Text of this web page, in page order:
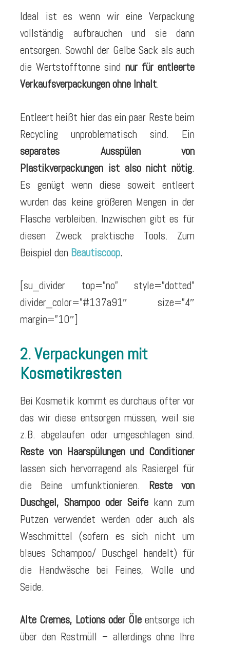
Ideal ist es wenn wir eine Verpackung
vollständig aufbrauchen und sie dann
entsorgen. Sowohl der Gelbe Sack als auch
die Wertstofftonne sind nur für entleerte
Verkaufsverpackungen ohne Inhalt.
Entleert heißt hier das ein paar Reste beim
Recycling unproblematisch sind. Ein
separates Ausspülen von
Plastikverpackungen ist also nicht nötig.
Es genügt wenn diese soweit entleert
wurden das keine größeren Mengen in der
Flasche verbleiben. Inzwischen gibt es für
diesen Zweck praktische Tools. Zum
Beispiel den Beautiscoop.
[su_divider top=”no” style=”dotted”
divider_color=”#137a91″ size=”4″
margin=”10″]
2. Verpackungen mit
Kosmetikresten
Bei Kosmetik kommt es durchaus öfter vor
das wir diese entsorgen müssen, weil sie
z.B. abgelaufen oder umgeschlagen sind.
Reste von Haarspülungen und Conditioner
lassen sich hervorragend als Rasiergel für
die Beine umfunktionieren. Reste von
Duschgel, Shampoo oder Seife kann zum
Putzen verwendet werden oder auch als
Waschmittel (sofern es sich nicht um
blaues Schampoo/ Duschgel handelt) für
die Handwäsche bei Feines, Wolle und
Seide.
Alte Cremes, Lotions oder Öle entsorge ich
über den Restmüll – allerdings ohne Ihre